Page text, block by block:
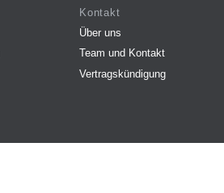
Kontakt
Über uns
Team und Kontakt
Vertragskündigung